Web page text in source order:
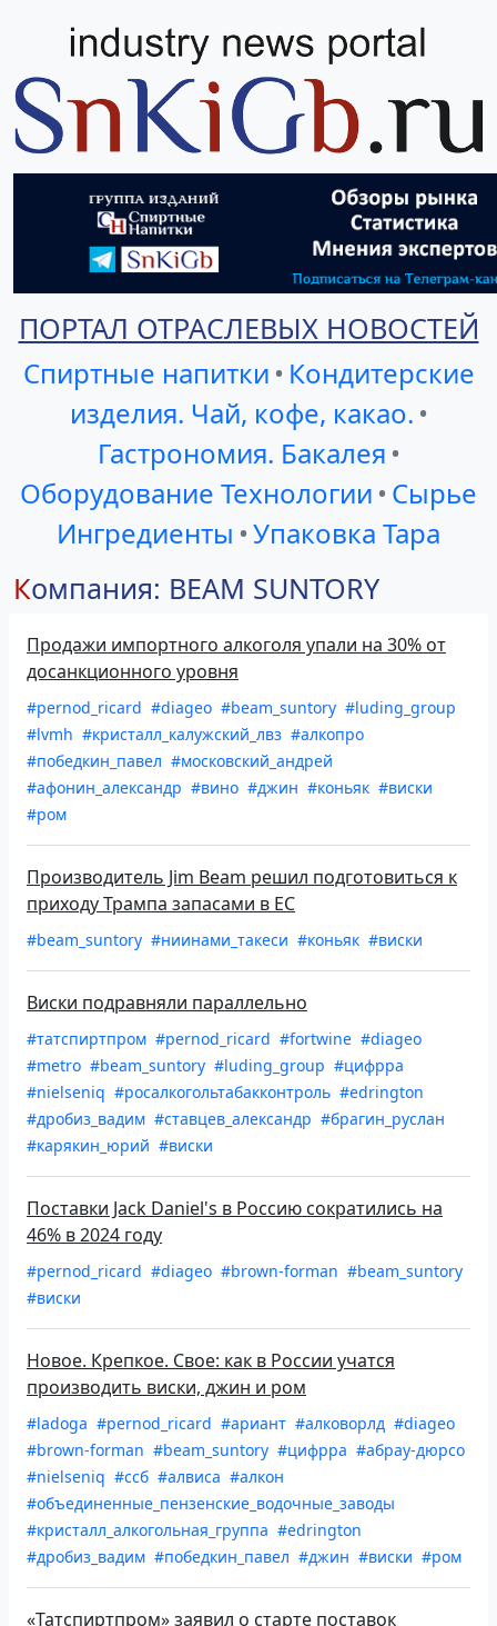
ПОРТАЛ ОТРАСЛЕВЫХ НОВОСТЕЙ
Спиртные напитки • Кондитерские
изделия. Чай, кофе, какао. •
Гастрономия. Бакалея •
Оборудование Технологии • Сырье
Ингредиенты •Упаковка Тара
Компания: BEAM SUNTORY
Продажи импортного алкоголя упали на 30% от
досанкционного уровня
#pernod_ricard #diageo #beam_suntory #luding_group
#lvmh #кристалл_калужский_лвз #алкопро
#победкин_павел #московский_андрей
#афонин_александр #вино #джин #коньяк #виски
#ром
Производитель Jim Beam решил подготовиться к
приходу Трампа запасами в ЕС
#beam_suntory #ниинами_такеси #коньяк #виски
Виски подравняли параллельно
#татспиртпром #pernod_ricard #fortwine #diageo
#metro #beam_suntory #luding_group #цифрра
#nielseniq #росалкогольтабакконтроль #edrington
#дробиз_вадим #ставцев_александр #брагин_руслан
#карякин_юрий #виски
Поставки Jack Daniel's в Россию сократились на
46% в 2024 году
#pernod_ricard #diageo #brown-forman #beam_suntory
#виски
Новое. Крепкое. Свое: как в России учатся
производить виски, джин и ром
#ladoga #pernod_ricard #ариант #алковорлд #diageo
#brown-forman #beam_suntory #цифрра #абрау-дюрсо
#nielseniq #ссб #алвиса #алкон
#объединенные_пензенские_водочные_заводы
#кристалл_алкогольная_группа #edrington
#дробиз_вадим #победкин_павел #джин #виски #ром
«Татспиртпром» заявил о старте поставок